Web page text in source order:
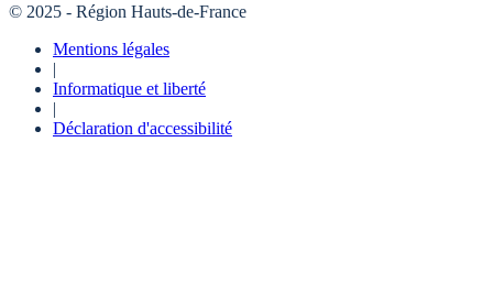
© 2025 - Région Hauts-de-France
Mentions légales
|
Informatique et liberté
|
Déclaration d'accessibilité